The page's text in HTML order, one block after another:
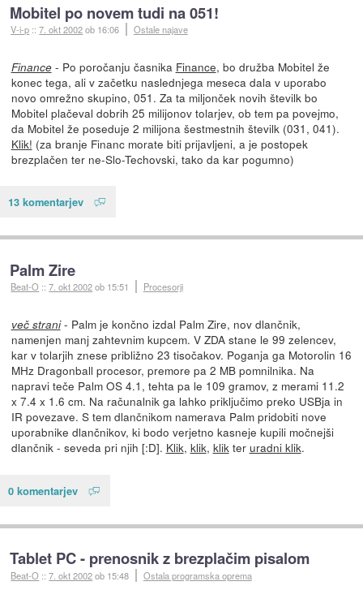
Mobitel po novem tudi na 051!
V-i-p ::7. okt 2002ob 16:06 Ostale najave
Finance- Po poročanju časnika Finance, bo družba Mobitel že
konec tega, ali v začetku naslednjega meseca dala v uporabo
novo omrežno skupino, 051. Za ta miljonček novih številk bo
Mobitel plačeval dobrih 25 milijonov tolarjev, ob tem pa povejmo,
da Mobitel že poseduje 2 milijona šestmestnih številk (031, 041).
Klik! (za branje Financ morate biti prijavljeni, a je postopek
brezplačen ter ne-Slo-Techovski, tako da kar pogumno)
13 komentarjev
Palm Zire
Beat-O ::7. okt 2002ob 15:51 Procesorji
več strani- Palm je končno izdal Palm Zire, nov dlančnik,
namenjen manj zahtevnim kupcem. V ZDA stane le 99 zelencev,
kar v tolarjih znese približno 23 tisočakov. Poganja ga Motorolin 16
MHz Dragonball procesor, premore pa 2 MB pomnilnika. Na
napravi teče Palm OS 4.1, tehta pa le 109 gramov, z merami 11.2
x 7.4 x 1.6 cm. Na računalnik ga lahko priključimo preko USBja in
IR povezave. S tem dlančnikom namerava Palm pridobiti nove
uporabnike dlančnikov, ki bodo verjetno kasneje kupili močnejši
dlančnik - seveda pri njih [:D]. Klik, klik, klikter uradni klik.
0 komentarjev
Tablet PC - prenosnik z brezplačim pisalom
Beat-O ::7. okt 2002ob 15:48 Ostala programska oprema